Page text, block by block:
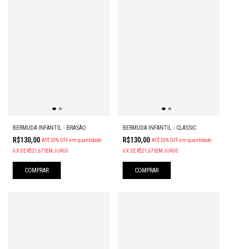
BERMUDA INFANTIL - BRASÃO
R$130,00 ATÉ 20% OFFem quantidade
6X DE R$21,67SEM JUROS
COMPRAR
BERMUDA INFANTIL - CLASSIC
R$130,00 ATÉ 20% OFF em quantidade
6 X DE R$21,67 SEM JUROS
COMPRAR